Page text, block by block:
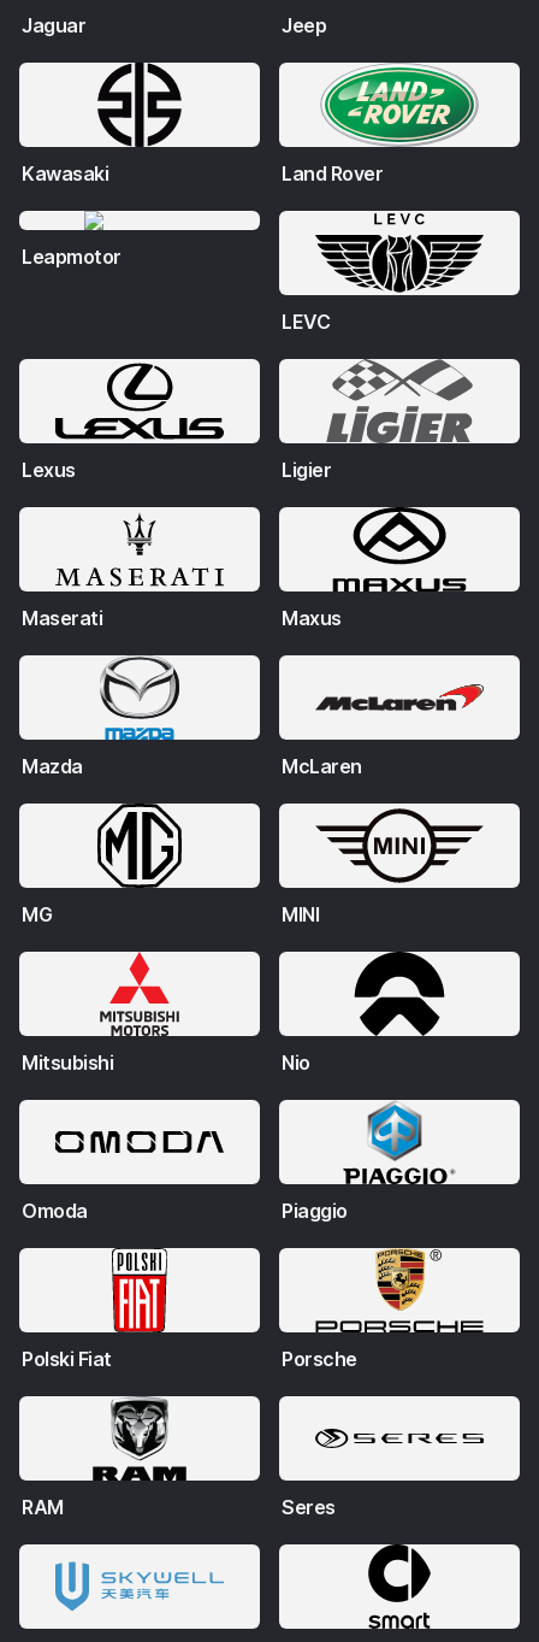
Jaguar Jeep
Kawasaki Land Rover
Leapmotor
LEVC
Lexus Ligier
Maserati Maxus
Mazda McLaren
MG MINI
Mitsubishi Nio
Omoda Piaggio
Polski Fiat Porsche
RAM Seres